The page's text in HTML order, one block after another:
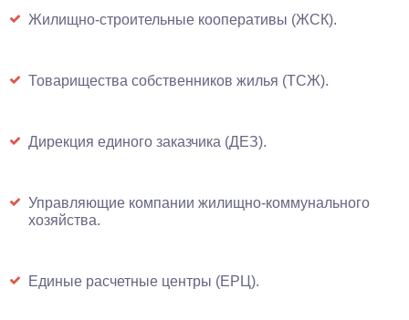
Жилищно-строительные кооперативы (ЖСК).
Товарищества собственников жилья (ТСЖ).
Дирекция единого заказчика (ДЕЗ).
Управляющие компании жилищно-коммунального
хозяйства.
Единые расчетные центры (ЕРЦ).